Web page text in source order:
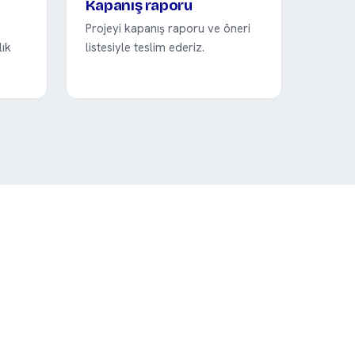
Kapanış raporu
Projeyi kapanış raporu ve öneri
listesiyle teslim ederiz.